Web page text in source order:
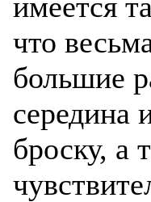
что
большие
середина
броску, а